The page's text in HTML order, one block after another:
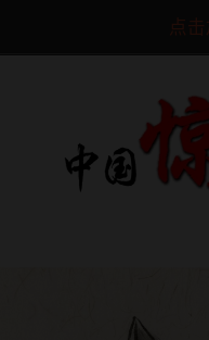
点